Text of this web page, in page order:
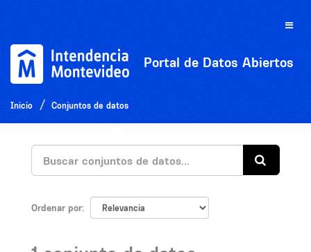
Toggle
Portal de Datos Abiertos
Inicio Conjuntos de datos
Ordenar por